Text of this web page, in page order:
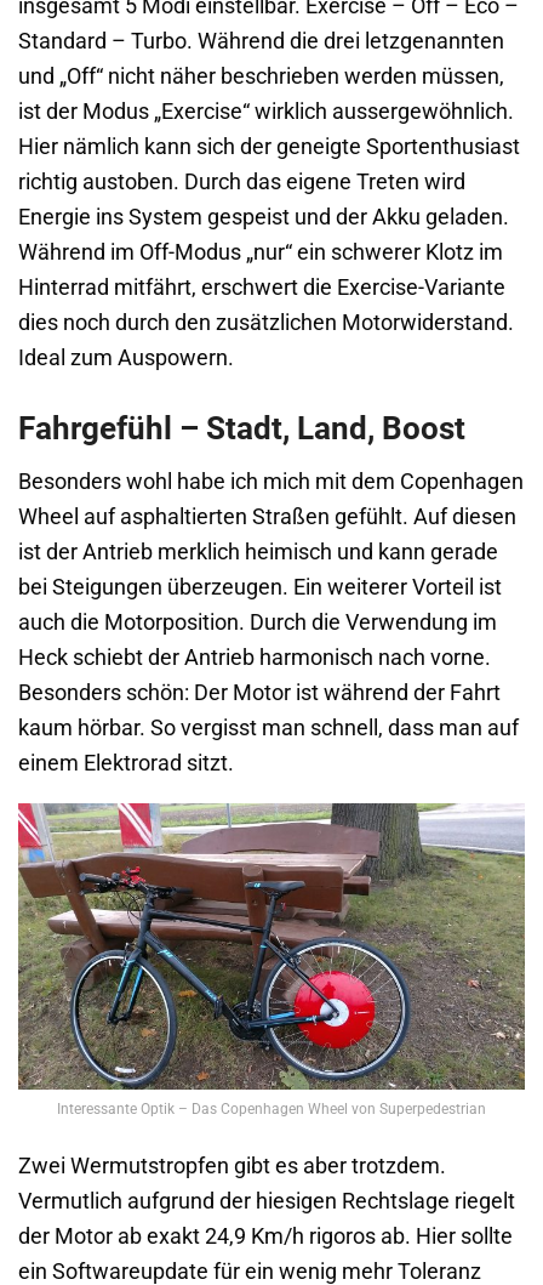
insgesamt 5 Modi einstellbar. Exercise – Off – Eco –
Standard – Turbo. Während die drei letzgenannten
und „Off“ nicht näher beschrieben werden müssen,
ist der Modus „Exercise“ wirklich aussergewöhnlich.
Hier nämlich kann sich der geneigte Sportenthusiast
richtig austoben. Durch das eigene Treten wird
Energie ins System gespeist und der Akku geladen.
Während im Off-Modus „nur“ ein schwerer Klotz im
Hinterrad mitfährt, erschwert die Exercise-Variante
dies noch durch den zusätzlichen Motorwiderstand.
Ideal zum Auspowern.
Fahrgefühl – Stadt, Land, Boost
Besonders wohl habe ich mich mit dem Copenhagen
Wheel auf asphaltierten Straßen gefühlt. Auf diesen
ist der Antrieb merklich heimisch und kann gerade
bei Steigungen überzeugen. Ein weiterer Vorteil ist
auch die Motorposition. Durch die Verwendung im
Heck schiebt der Antrieb harmonisch nach vorne.
Besonders schön: Der Motor ist während der Fahrt
kaum hörbar. So vergisst man schnell, dass man auf
einem Elektrorad sitzt.
Interessante Optik – Das Copenhagen Wheel von Superpedestrian
Zwei Wermutstropfen gibt es aber trotzdem.
Vermutlich aufgrund der hiesigen Rechtslage riegelt
der Motor ab exakt 24,9 Km/h rigoros ab. Hier sollte
ein Softwareupdate für ein wenig mehr Toleranz